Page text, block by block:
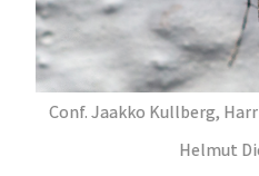
Conf. Jaakko Kullberg,
Helmut